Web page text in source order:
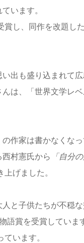
います。
賞し、同作を改題
出も盛り込まれて広
は、「世界文学レ
作家は書かなくな
村憲氏から 「自分
げました。
と子供たちが不穏
語賞を受賞していま
います。